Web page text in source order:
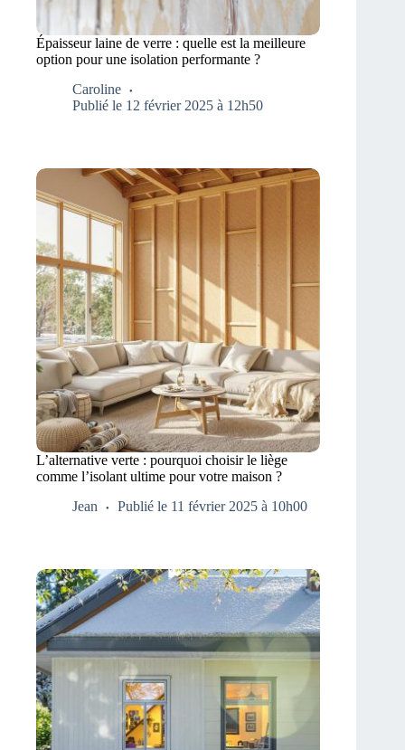
Épaisseur laine de verre : quelle est la meilleure
option pour une isolation performante ?
Caroline
Publié le 12 février 2025 à 12h50
L’alternative verte : pourquoi choisir le liège
comme l’isolant ultime pour votre maison ?
Jean
Publié le 11 février 2025 à 10h00